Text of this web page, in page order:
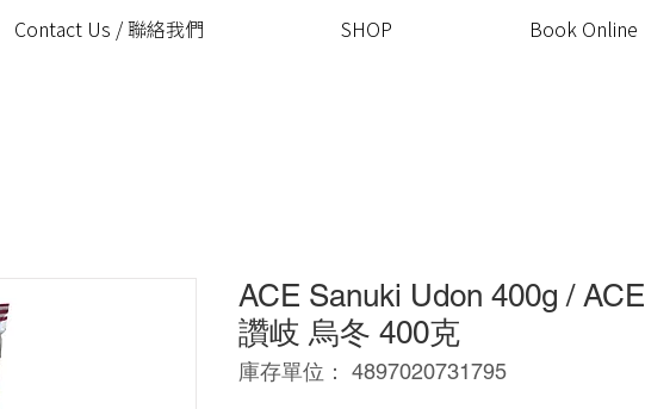
Contact Us / 聯絡我們 SHOP Book Online
ACE Sanuki Udon 400g / ACE
讚岐 烏冬 400克
庫存單位： 4897020731795